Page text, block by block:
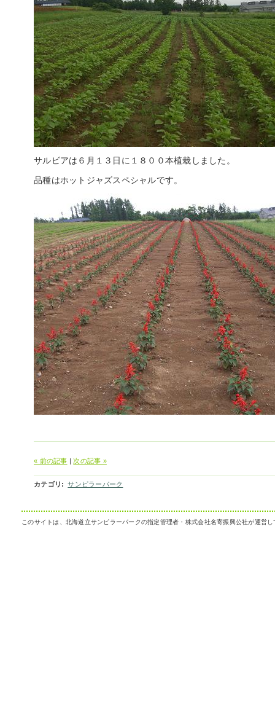
サルビアは６月１３日に１８００本植栽しました。
品種はホットジャズスペシャルです。
« 前の記事 |次の記事 »
カテゴリ : サンピラーパーク
このサイトは、北海道立サンピラーパークの指定管理者・株式会社名寄振興公社が運営